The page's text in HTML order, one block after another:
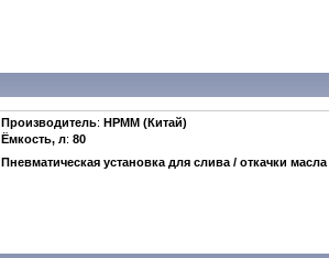
Производитель: HPMM (Китай)
Ёмкость, л: 80
Пневматическая установка для слива / откачки масла